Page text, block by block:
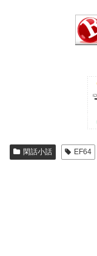
閑話小話 EF64